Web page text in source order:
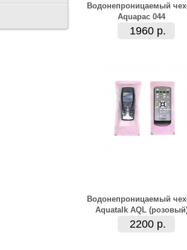
Водонепроницаемый
Aquapac 044
1960 р.
Водонепроницаемый
Aquatalk AQL
2200 р.